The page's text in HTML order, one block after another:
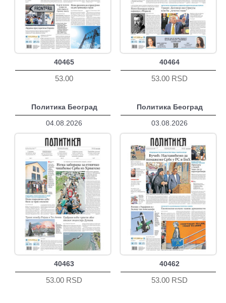
40465
53.00
40464
53.00 RSD
Политика Београд
04.08.2026
40463
53.00 RSD
Политика Београд
03.08.2026
40462
53.00 RSD